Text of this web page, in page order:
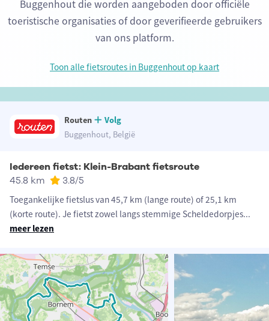
Buggenhout die worden aangeboden door officiële
toeristische organisaties of door geverifieerde gebruikers
van ons platform.
Toon alle fietsroutes in Buggenhout op kaart
Routen
Volg
Buggenhout, België
Iedereen fietst: Klein-Brabant fietsroute
45.8 km 3.8/5
Toegankelijke fietslus van 45,7 km (lange route) of 25,1 km
(korte route). Je fietst zowel langs stemmige Scheldedorpjes...
meer lezen